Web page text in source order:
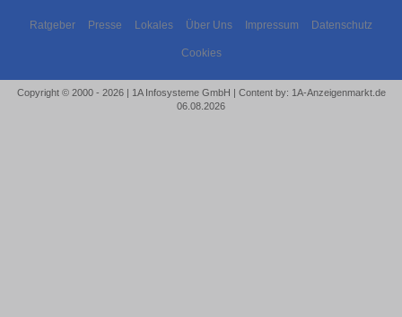
Ratgeber Presse Lokales Über Uns Impressum Datenschutz
Cookies
Copyright © 2000 - 2026 | 1A Infosysteme GmbH | Content by: 1A-Anzeigenmarkt.de
06.08.2026